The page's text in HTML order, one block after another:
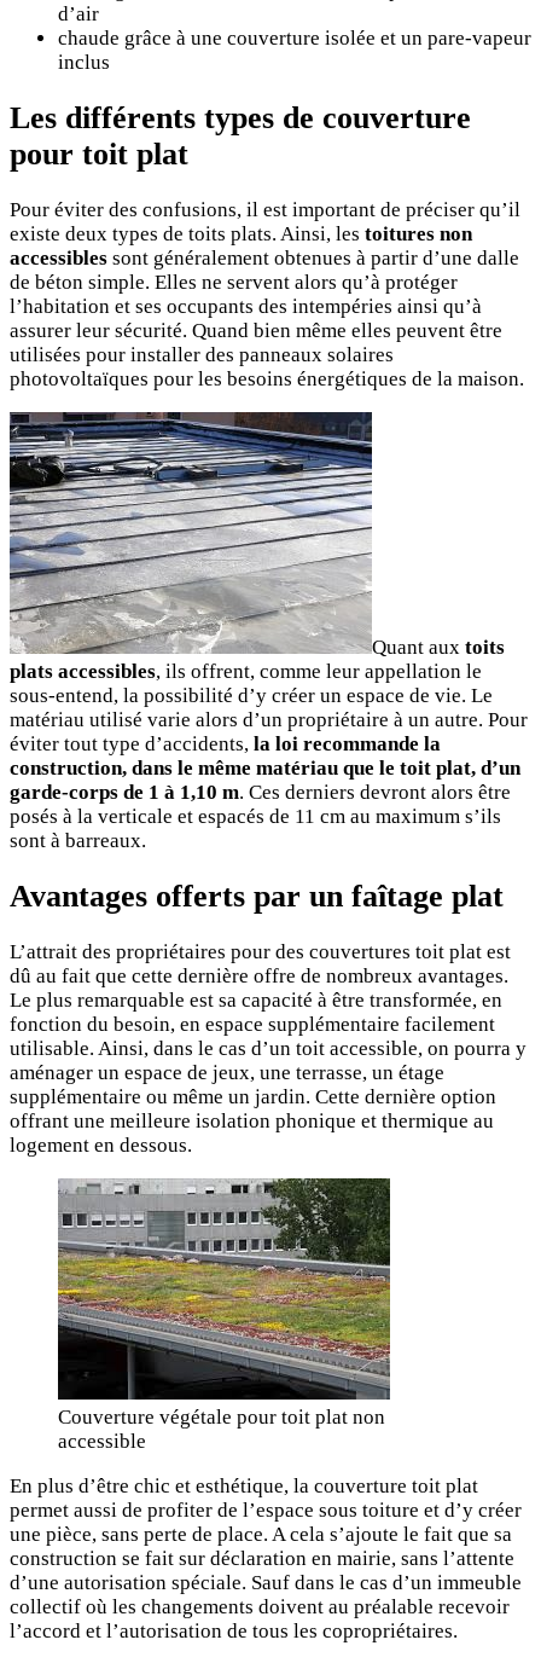
d’air
chaude grâce à une couverture isolée et un pare-vapeur
inclus
Les différents types de couverture
pour toit plat
Pour éviter des confusions, il est important de préciser qu’il
existe deux types de toits plats. Ainsi, les toitures non
accessibles sont généralement obtenues à partir d’une dalle
de béton simple. Elles ne servent alors qu’à protéger
l’habitation et ses occupants des intempéries ainsi qu’à
assurer leur sécurité. Quand bien même elles peuvent être
utilisées pour installer des panneaux solaires
photovoltaïques pour les besoins énergétiques de la maison.
Quant aux toits
plats accessibles, ils offrent, comme leur appellation le
sous-entend, la possibilité d’y créer un espace de vie. Le
matériau utilisé varie alors d’un propriétaire à un autre. Pour
éviter tout type d’accidents, la loi recommande la
construction, dans le même matériau que le toit plat, d’un
garde-corps de 1 à 1,10 m. Ces derniers devront alors être
posés à la verticale et espacés de 11 cm au maximum s’ils
sont à barreaux.
Avantages offerts par un faîtage plat
L’attrait des propriétaires pour des couvertures toit plat est
dû au fait que cette dernière offre de nombreux avantages.
Le plus remarquable est sa capacité à être transformée, en
fonction du besoin, en espace supplémentaire facilement
utilisable. Ainsi, dans le cas d’un toit accessible, on pourra y
aménager un espace de jeux, une terrasse, un étage
supplémentaire ou même un jardin. Cette dernière option
offrant une meilleure isolation phonique et thermique au
logement en dessous.
Couverture végétale pour toit plat non
accessible
En plus d’être chic et esthétique, la couverture toit plat
permet aussi de profiter de l’espace sous toiture et d’y créer
une pièce, sans perte de place. A cela s’ajoute le fait que sa
construction se fait sur déclaration en mairie, sans l’attente
d’une autorisation spéciale. Sauf dans le cas d’un immeuble
collectif où les changements doivent au préalable recevoir
l’accord et l’autorisation de tous les copropriétaires.